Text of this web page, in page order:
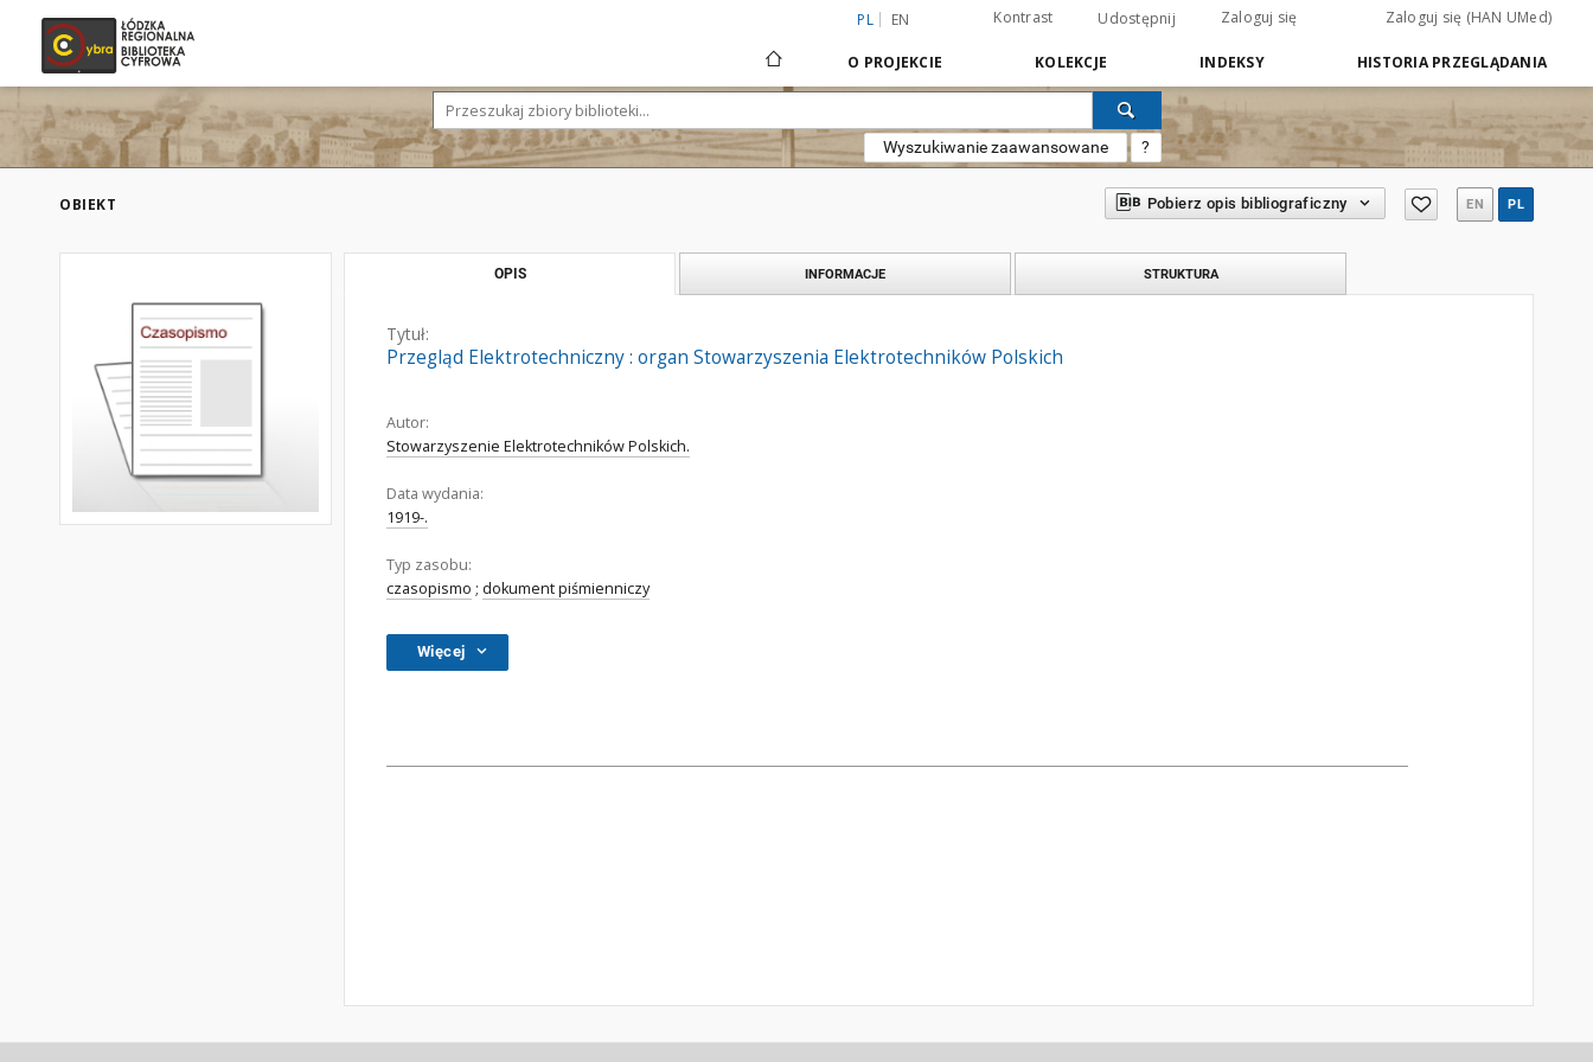
PL EN Kontrast Udostępnij Zaloguj się Zaloguj się (HAN UMed)
O PROJEKCIE KOLEKCJE INDEKSY HISTORIA PRZEGLĄDANIA
Wyszukiwanie zaawansowane ?
OBIEKT Pobierz opis bibliograficzny EN PL
OPIS INFORMACJE STRUKTURA
Tytuł:
Przegląd Elektrotechniczny : organ Stowarzyszenia Elektrotechników Polskich
Autor:
Stowarzyszenie Elektrotechników Polskich.
Data wydania:
1919-.
Typ zasobu:
czasopismo ; dokument piśmienniczy
Więcej